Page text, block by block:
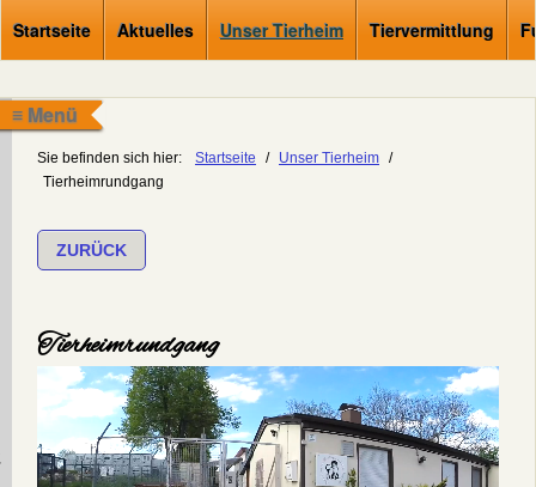
Startseite Aktuelles Unser Tierheim Tiervermittlung
≡ Menü
Sie befinden sich hier: Startseite / Unser Tierheim /
Tierheimrundgang
ZURÜCK
Tierheimrundgang